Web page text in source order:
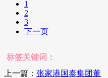
1
2
3
下一页
标签关键词：
上一篇： 张家港国泰集团董